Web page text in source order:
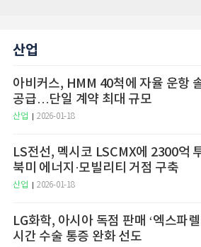
산업
아비커스, HMM 40척에 자율 운항
공급…단일 계약 최대 규모
산업 2026-01-18
LS전선, 멕시코 LSCMX에 2300억
북미 에너지·모빌리티 거점 구축
산업 2026-01-18
LG화학, 아시아 독점 판매 ‘엑스파
시간 수술 통증 완화 선도